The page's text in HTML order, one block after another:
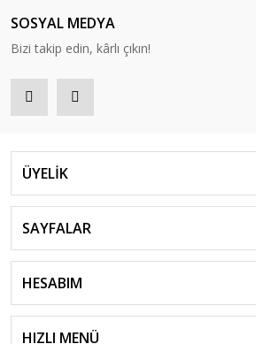
SOSYAL MEDYA
Bizi takip edin, kârlı çıkın!
ÜYELİK
SAYFALAR
HESABIM
HIZLI MENÜ